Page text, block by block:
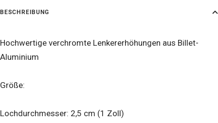
BESCHREIBUNG
Hochwertige verchromte Lenkererhöhungen aus Billet-
Aluminium
Größe:
Lochdurchmesser: 2,5 cm (1 Zoll)